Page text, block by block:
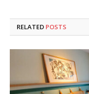
RELATED POSTS